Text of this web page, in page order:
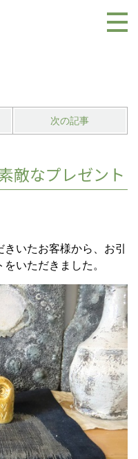
次の記事
敵なプレゼント
いたお客様から、お引
いただきました。